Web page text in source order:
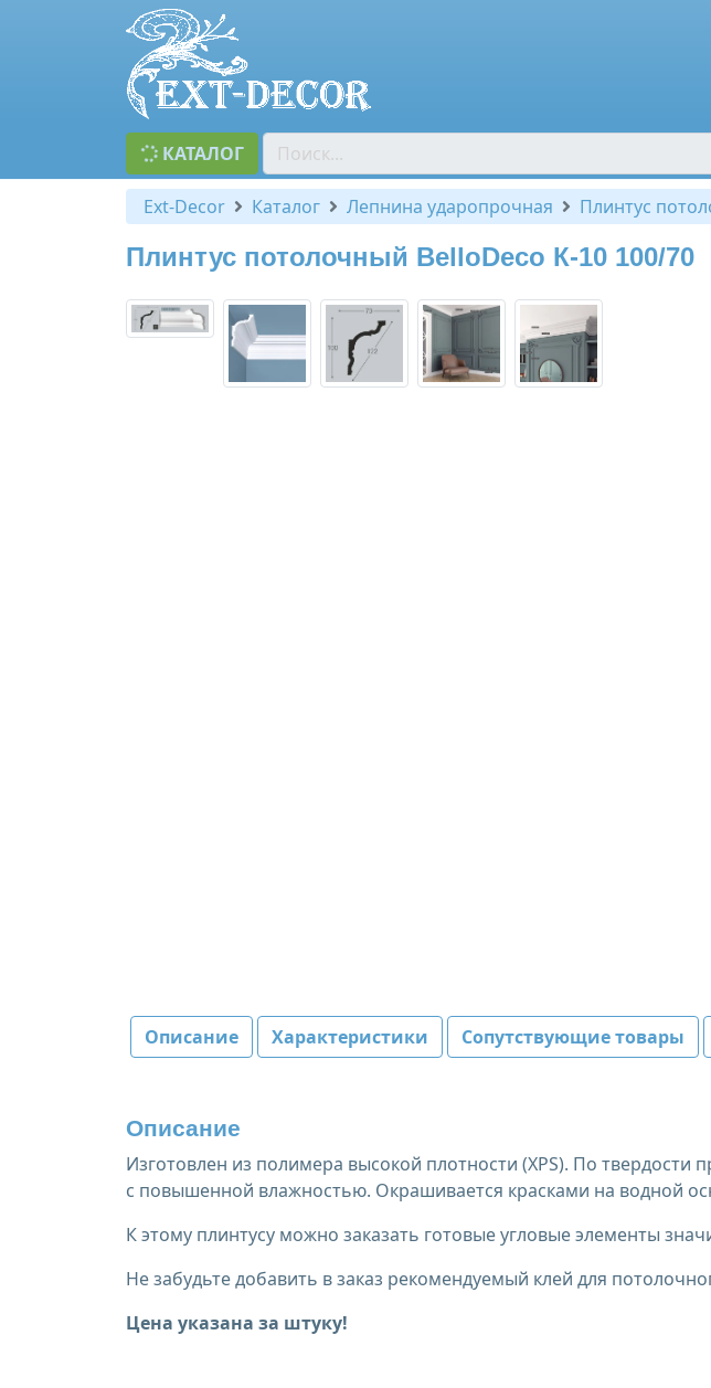
КАТАЛОГ
Ext-Decor Каталог Лепнина ударопрочная Плинтус
Плинтус потолочный BelloDeco К-10 100/70
Описание Характеристики Сопутствующие товары
Описание
Изготовлен из полимера высокой плотности (XPS). По
с повышенной влажностью. Окрашивается красками на водной
К этому плинтусу можно заказать готовые угловые элементы
Не забудьте добавить в заказ рекомендуемый клей для
Цена указана за штуку!